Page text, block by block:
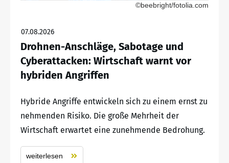
©beebright/fotolia.com
07.08.2026
Drohnen-Anschläge, Sabotage und
Cyberattacken: Wirtschaft warnt vor
hybriden Angriffen
Hybride Angriffe entwickeln sich zu einem ernst zu
nehmenden Risiko. Die große Mehrheit der
Wirtschaft erwartet eine zunehmende Bedrohung.
weiterlesen